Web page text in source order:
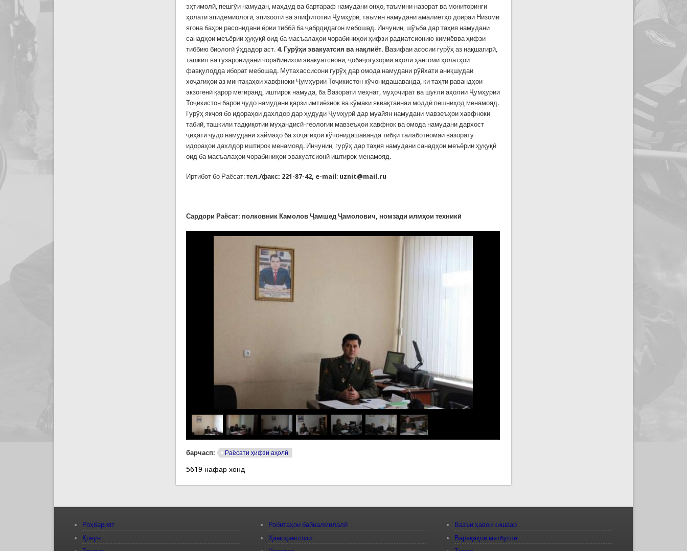
эҳтимолӣ, пешгӯи намудан, маҳдуд ва бартараф намудани онҳо, таъмини назорат ва мониторинги
ҳолати эпидемиологӣ, эпизоотӣ ва эпифитотии Ҷумҳурӣ, таъмин намудани амалиётҳо доираи Низоми
ягона баҳри расонидани ёрии тиббӣ ба ҷабрдидагон мебошад. Инчунин, шўъба дар таҳия намудани
санадҳои меъёрии ҳуқуқӣ оид ба масъалаҳои чорабиниҳои ҳифзи радиатсионию кимиёвва ҳифзи
тиббию биологӣ ўҳдадор аст. 4. Гурўҳи эвакуатсия ва нақлиёт. Вазифаи асосии гурўҳ аз нақшагирӣ,
ташкил ва гузаронидани чорабинихои эвакуатсионӣ, ҷобаҷогузории аҳолӣ ҳангоми ҳолатҳои
фавқулодда иборат мебошад. Мутахассисони гурўҳ дар омода намудани рўйхати аниқшудаи
хоҷагиҳои аз минтақаҳои хавфноки Ҷумҳурии Тоҷикистон кўчонидашаванда, ки таҳти равандҳои
экзогенӣ қарор мегиранд, иштирок намуда, ба Вазорати меҳнат, муҳоҷират ва шуғли аҳолии Ҷумҳурии
Тоҷикистон барои ҷудо намудани қарзи имтиёзнок ва кўмаки яквақтаинаи моддӣ пешниҳод менамояд.
Гурўҳ якҷоя бо идораҳои дахлдор дар ҳудуди Ҷумҳурӣ дар муайян намудани мавзеъҳои хавфноки
табиӣ, ташкили тадқиқотии муҳандисӣ-геологии мавзеъҳои хавфнок ва омода намудани дархост
ҷиҳати ҷудо намудани хаймаҳо ба хоҷагиҳои кўчонидашаванда тибқи талаботномаи вазорату
идораҳои дахлдор иштирок менамояд. Инчунин, гурўҳ дар таҳия намудани санадҳои меъёрии ҳуқуқӣ
оид ба масъалаҳои чорабиниҳои эвакуатсионӣ иштирок менамояд.
Иртибот бо Раёсат:тел./факс: 221-87-42, e-mail : uznit@mail .ru
Сардори Раёсат: полковник Камолов Ҷамшед Ҷамолович, номзади илмҳои техникӣ
барчасп: Раёсати ҳифзи аҳолӣ
5619 нафар хонд
Роҳбарият
Қонун
Робитаҳои байналмилалӣ
Ҳамоҳангсозӣ
Вазъи ҳавои кишвар
Варақаҳои матбуотӣ